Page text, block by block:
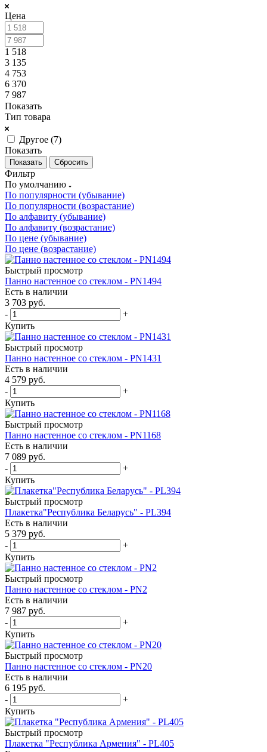
Цена
1 518
3 135
4 753
6 370
7 987
Показать
Тип товара
Другое (7)
Показать
Сбросить
Фильтр
По умолчанию
По популярности (убывание)
По популярности (возрастание)
По алфавиту (убывание)
По алфавиту (возрастание)
По цене (убывание)
По цене (возрастание)
Быстрый просмотр
Панно настенное со стеклом - PN1494
Есть в наличии
3 703 руб.
-
+
Купить
Быстрый просмотр
Панно настенное со стеклом - PN1431
Есть в наличии
4 579 руб.
-
+
Купить
Быстрый просмотр
Панно настенное со стеклом - PN1168
Есть в наличии
7 089 руб.
-
+
Купить
Быстрый просмотр
Плакетка"Республика Беларусь" - PL394
Есть в наличии
5 379 руб.
-
+
Купить
Быстрый просмотр
Панно настенное со стеклом - PN2
Есть в наличии
7 987 руб.
-
+
Купить
Быстрый просмотр
Панно настенное со стеклом - PN20
Есть в наличии
6 195 руб.
-
+
Купить
Быстрый просмотр
Плакетка "Республика Армения" - PL405